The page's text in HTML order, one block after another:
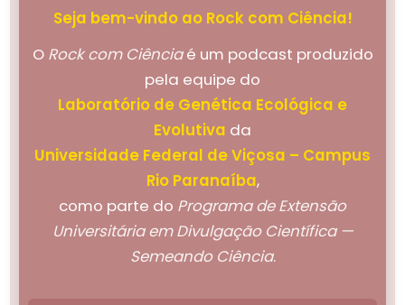
Seja bem-vindo ao Rock com Ciência!
O Rock com Ciênciaé um podcast produzido
pela equipe do
Laboratório de Genética Ecológica e
Evolutiva da
Universidade Federal de Viçosa – Campus
Rio Paranaíba,
como parte do Programa de Extensão
Universitária em Divulgação Científica —
Semeando Ciência.